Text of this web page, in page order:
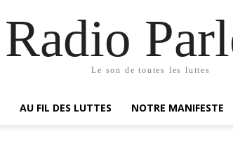
Radio
Le son de toutes les luttes
AU FIL DES LUTTES NOTRE MANIFESTE